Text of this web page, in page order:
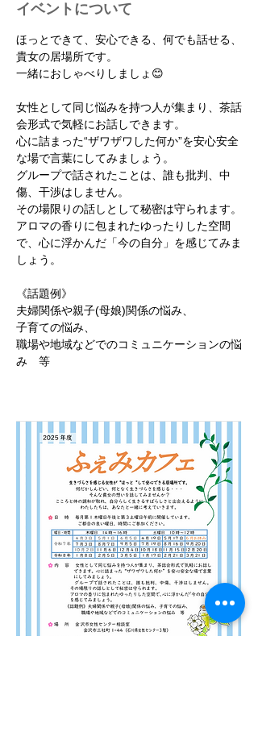
イベントについて
ほっとできて、安心できる、何でも話せる、
貴女の居場所です。
一緒におしゃべりしましょ😊
女性として同じ悩みを持つ人が集まり、茶話
会形式で気軽にお話しできます。
心に詰まった“ザワザワした何か”を安心安全
な場で言葉にしてみましょう。
グループで話されたことは、誰も批判、中
傷、干渉はしません。
その場限りの話しとして秘密は守られます。
アロマの香りに包まれたゆったりした空間
で、心に浮かんだ「今の自分」を感じてみま
しょう。
《話題例》
夫婦関係や親子(母娘)関係の悩み、
子育ての悩み、
職場や地域などでのコミュニケーションの悩
み　等